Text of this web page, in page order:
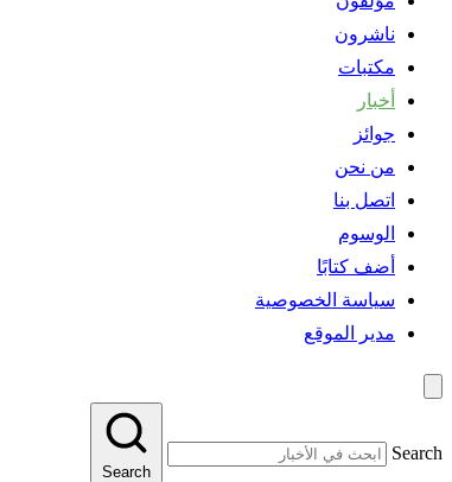
ناشرون
مكتبات
أخبار
جوائز
من نحن
اتصل بنا
الوسوم
أضف كتابًا
سياسة الخصوصية
مدير الموقع
Search
Search